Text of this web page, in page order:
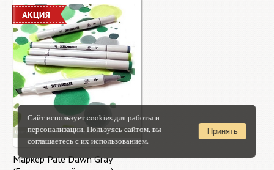
Маркер Pale Dawn Gray
Сайт использует cookies для работы и
персонализации. Пользуясь сайтом, вы
соглашаетесь с их использованием.
Принять